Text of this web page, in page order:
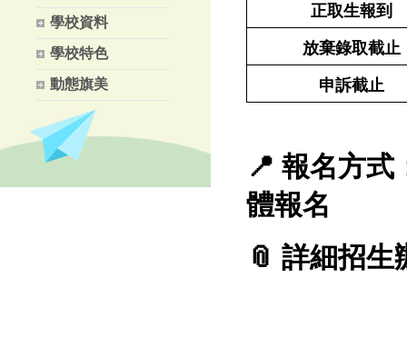
學校資料
學校特色
動態旗美
正取生報到
放棄錄取截止
申訴截止
📍 報名方式
體報名
📎 詳細招生